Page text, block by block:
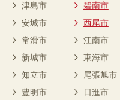
津島市
碧南市
安城市
西尾市
常滑市
江南市
新城市
東海市
知立市
尾張旭市
豊明市
日進市